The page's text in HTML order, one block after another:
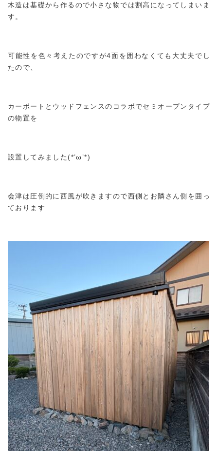
木造は基礎から作るので小さな物では割高になってしまいま
す。
可能性を色々考えたのですが4面を囲わなくても大丈夫でし
たので、
カーポートとウッドフェンスのコラボでセミオープンタイプ
の物置を
設置してみました(*’ω’*)
会津は圧倒的に西風が吹きますので西側とお隣さん側を囲っ
ております